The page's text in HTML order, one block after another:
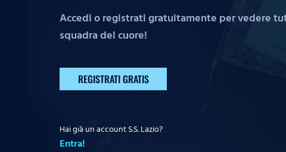
Accedi o registrati gratuitamente per vedere
squadra del cuore!
REGISTRATI GRATIS
Hai già un account S.S. Lazio?
Entra!